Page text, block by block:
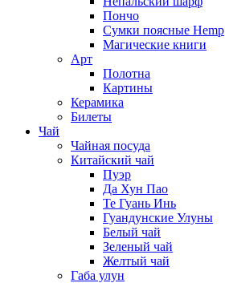
Пончо
Сумки поясные Hemp
Магические книги
Арт
Полотна
Картины
Керамика
Билеты
Чай
Чайная посуда
Китайский чай
Пуэр
Да Хун Пао
Те Гуань Инь
Гуандунские Улуны
Белый чай
Зеленый чай
Желтый чай
Габа улун